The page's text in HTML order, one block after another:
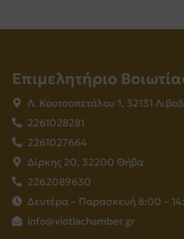
Επιμελητήριο
Λ. Κουτσοπετάλου 1, 32131
2261028281
2261027664
Δίρκης 20, 32200 Θήβα
2262089630
Δευτέρα – Παρασκευή 8:00 –
info@viotiachamber.gr